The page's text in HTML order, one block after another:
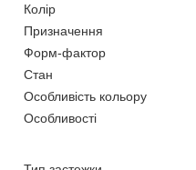
Колір
Призначення
Форм-фактор
Стан
Особливість кольору
Особливості